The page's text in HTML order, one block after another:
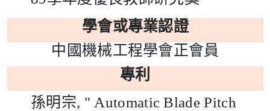
學會或專業認證
中國機械工程學會正會員
專利
孫明宗, " Automatic Blade Pitch